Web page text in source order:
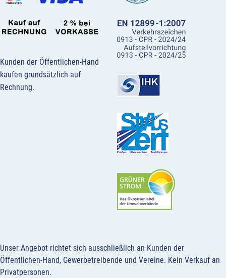
Kunden der Öffentlichen-Hand
kaufen grundsätzlich auf
Rechnung.
Unser Angebot richtet sich ausschließlich an Kunden der
Öffentlichen-Hand, Gewerbetreibende und Vereine. Kein Verkauf an
Privatpersonen.